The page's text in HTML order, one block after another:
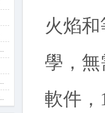
火焰
學，
軟件，